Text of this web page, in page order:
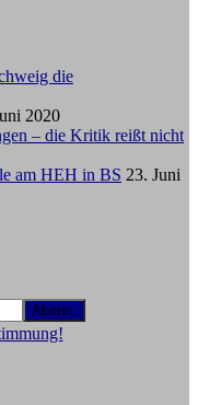
die
2020
– die Kritik reißt nicht
am HEH in BS 23. Juni